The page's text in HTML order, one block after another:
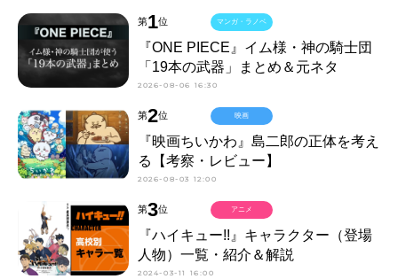
第1位
『ONE PIECE』イム様・神の騎士団
「19本の武器」まとめ＆元ネタ
2026-08-06 16:30
マンガ・ラノベ
第2位
『映画ちいかわ』島二郎の正体を考え
る【考察・レビュー】
2026-08-03 12:00
映画
第3位
『ハイキュー!!』キャラクター（登場
人物）一覧・紹介＆解説
2024-03-11 16:00
アニメ